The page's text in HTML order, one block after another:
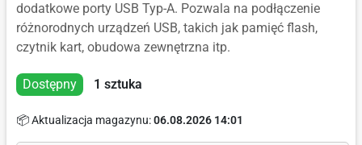
dodatkowe porty USB Typ-A. Pozwala na podłączenie
różnorodnych urządzeń USB, takich jak pamięć flash,
czytnik kart, obudowa zewnętrzna itp.
Dostępny 1 sztuka
📦 Aktualizacja magazynu:06.08.2026 14:01